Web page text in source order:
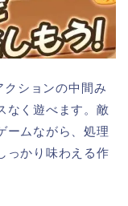
クションの中間み
なく遊べます。敵
ームながら、処理
っかり味わえる作